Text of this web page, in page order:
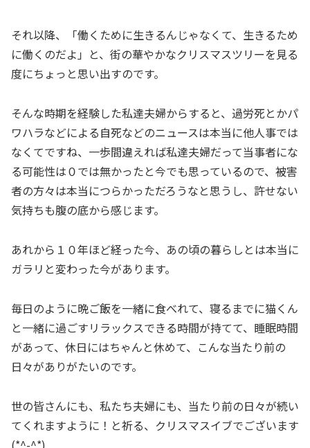
それ以降、「働くために生きるんじゃなくて、生きるため
に働くのだよ」と、街の華やかなクリスマスツリーを見る
度にちょっと思い出すのです。
そんな時期を経験した私達夫婦からすると、過労死とかパ
ワハラなどによる自死などのニュースは本当に他人事では
なくてですね、一歩間違えれば私達夫婦だって当事者にな
る可能性は０では無かったと今でも思っているので、被害
者の方々は本当につらかっただろうなと思うし、許せない
気持ちも腹の底から感じます。
あれから１０年ほど経った今、あの頃の暮らしとは本当に
ガラリと変わった今があります。
毎日のように晩ご飯を一緒に食べれて、寝るまでに猫くん
と一緒に過ごすリラックスできる時間が持てて、睡眠時間
があって、休日にはちゃんと休めて、こんな当たり前の
日々がありがたいのです。
世の皆さんにも、私たち夫婦にも、当たり前の日々が続い
てくれますように！と祈る、クリスマスイブでございます
(*^-^*)